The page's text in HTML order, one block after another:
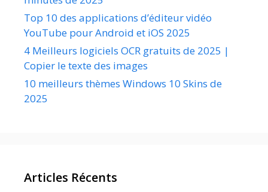
Top 10 des applications d’éditeur vidéo
YouTube pour Android et iOS 2025
4 Meilleurs logiciels OCR gratuits de 2025 |
Copier le texte des images
10 meilleurs thèmes Windows 10 Skins de
2025
Articles Récents